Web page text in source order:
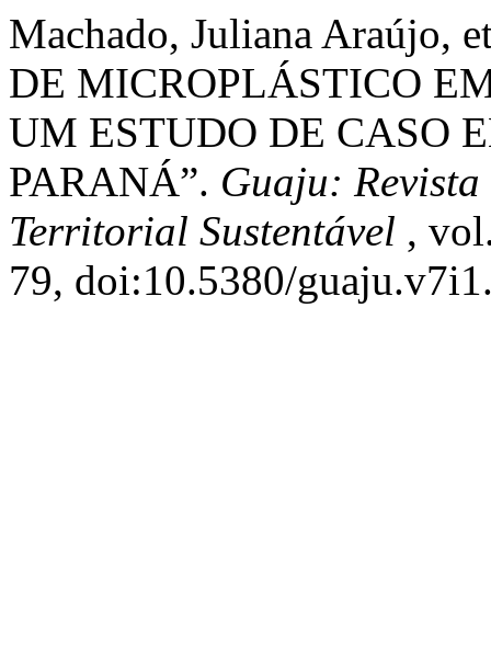
Machado, Juliana Araújo,
DE MICROPLÁSTICO
UM ESTUDO DE CASO
PARANÁ”. Guaju:
Territorial Sustentável ,
79, doi:10.5380/